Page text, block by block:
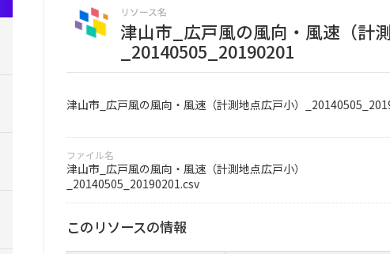
リソース名
津山市_広戸風の風向・風速（計
_20140505_20190201
津山市_広戸風の風向・風速（計測地点広戸小）
ファイル名
津山市_広戸風の風向・風速（計測地点広戸小）
_20140505_20190201.csv
このリソースの情報